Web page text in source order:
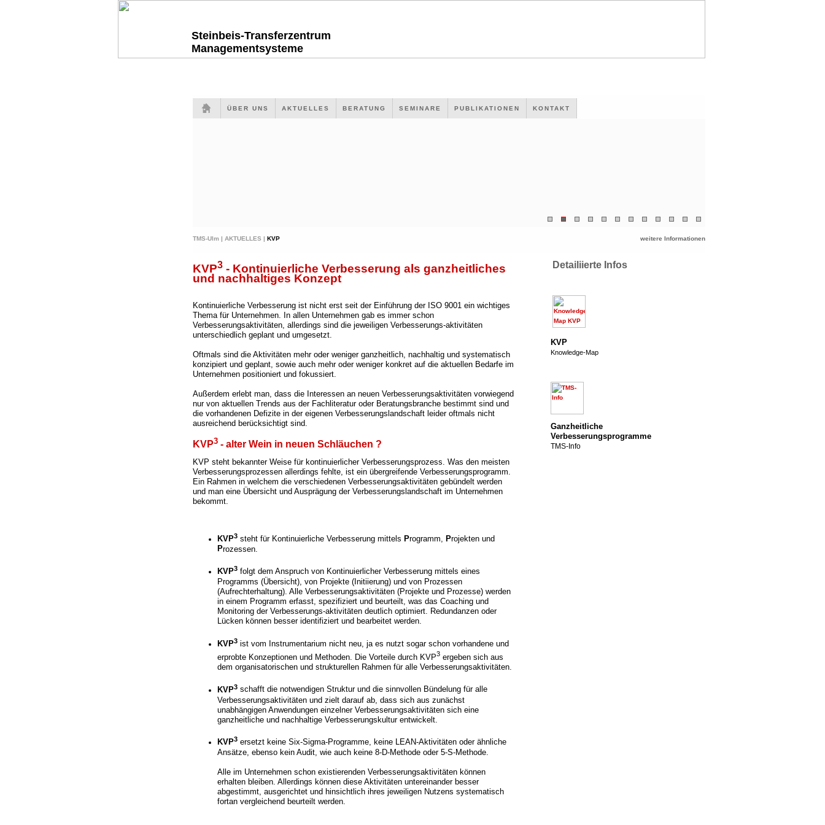
Steinbeis-Transferzentrum
Managementsysteme
ÜBER UNS AKTUELLES BERATUNG SEMINARE PUBLIKATIONEN KONTAKT
TMS-Ulm | AKTUELLES | KVP weitere Informationen
KVP3 - Kontinuierliche Verbesserung als ganzheitliches
und nachhaltiges Konzept
Kontinuierliche Verbesserung ist nicht erst seit der Einführung der ISO 9001 ein wichtiges
Thema für Unternehmen. In allen Unternehmen gab es immer schon
Verbesserungsaktivitäten, allerdings sind die jeweiligen Verbesserungs-aktivitäten
unterschiedlich geplant und umgesetzt.
Oftmals sind die Aktivitäten mehr oder weniger ganzheitlich, nachhaltig und systematisch
konzipiert und geplant, sowie auch mehr oder weniger konkret auf die aktuellen Bedarfe im
Unternehmen positioniert und fokussiert.
Außerdem erlebt man, dass die Interessen an neuen Verbesserungsaktivitäten vorwiegend
nur von aktuellen Trends aus der Fachliteratur oder Beratungsbranche bestimmt sind und
die vorhandenen Defizite in der eigenen Verbesserungslandschaft leider oftmals nicht
ausreichend berücksichtigt sind.
KVP3 - alter Wein in neuen Schläuchen ?
KVP steht bekannter Weise für kontinuierlicher Verbesserungsprozess. Was den meisten
Verbesserungsprozessen allerdings fehlte, ist ein übergreifende Verbesserungsprogramm.
Ein Rahmen in welchem die verschiedenen Verbesserungsaktivitäten gebündelt werden
und man eine Übersicht und Ausprägung der Verbesserungslandschaft im Unternehmen
bekommt.
KVP3 steht für Kontinuierliche Verbesserung mittels Programm, Projekten und
Prozessen.
KVP3 folgt dem Anspruch von Kontinuierlicher Verbesserung mittels eines
Programms (Übersicht), von Projekte (Initiierung) und von Prozessen
(Aufrechterhaltung). Alle Verbesserungsaktivitäten (Projekte und Prozesse) werden
in einem Programm erfasst, spezifiziert und beurteilt, was das Coaching und
Monitoring der Verbesserungs-aktivitäten deutlich optimiert. Redundanzen oder
Lücken können besser identifiziert und bearbeitet werden.
KVP3 ist vom Instrumentarium nicht neu, ja es nutzt sogar schon vorhandene und
erprobte Konzeptionen und Methoden. Die Vorteile durch KVP3 ergeben sich aus
dem organisatorischen und strukturellen Rahmen für alle Verbesserungsaktivitäten.
KVP3 schafft die notwendigen Struktur und die sinnvollen Bündelung für alle
Verbesserungsaktivitäten und zielt darauf ab, dass sich aus zunächst
unabhängigen Anwendungen einzelner Verbesserungsaktivitäten sich eine
ganzheitliche und nachhaltige Verbesserungskultur entwickelt.
KVP3 ersetzt keine Six-Sigma-Programme, keine LEAN-Aktivitäten oder ähnliche
Ansätze, ebenso kein Audit, wie auch keine 8-D-Methode oder 5-S-Methode.
Alle im Unternehmen schon existierenden Verbesserungsaktivitäten können
erhalten bleiben. Allerdings können diese Aktivitäten untereinander besser
abgestimmt, ausgerichtet und hinsichtlich ihres jeweiligen Nutzens systematisch
fortan vergleichend beurteilt werden.
Detailiierte Infos
KVP
Knowledge-Map
Ganzheitliche
Verbesserungsprogramme
TMS-Info